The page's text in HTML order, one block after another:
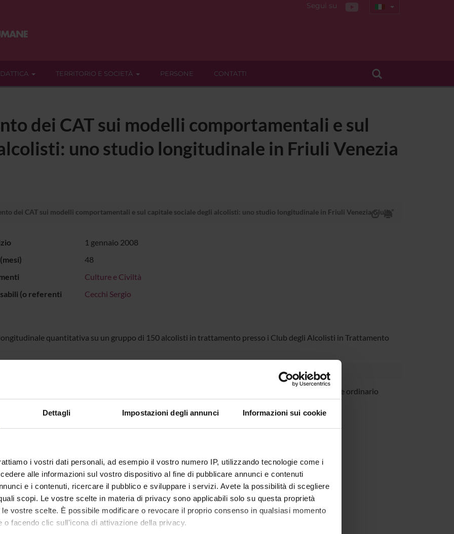
Dettagli Impostazioni degli annunci Informazioni sui cookie
i vostri dati personali, ad esempio il vostro numero IP, utilizzando tecnologie come i
alle informazioni sul vostro dispositivo al fine di pubblicare annunci e contenuti
e i contenuti, ricercare il pubblico e sviluppare i servizi. Avete la possibilità di scegliere
scopi. Le vostre scelte in materia di privacy sono applicabili solo su questa proprietà
vostre scelte. È possibile modificare o revocare il proprio consenso in qualsiasi momento
o facendo clic sull'icona di attivazione della privacy.
Segui su
TERRITORIO E SOCIETÀ PERSONE CONTATTI
dei CAT sui modelli comportamentali e sul
uno studio longitudinale in Friuli Venezia
dei CAT sui modelli comportamentali e sul capitale sociale degli alcolisti: uno studio longitudinale in Friuli Venezia Giulia”
1 gennaio 2008
48
Culture e Civiltà
(o referenti
Cecchi Sergio
quantitativa su un gruppo di 150 alcolisti in trattamento presso i Club degli Alcolisti in Trattamento
Professore ordinario